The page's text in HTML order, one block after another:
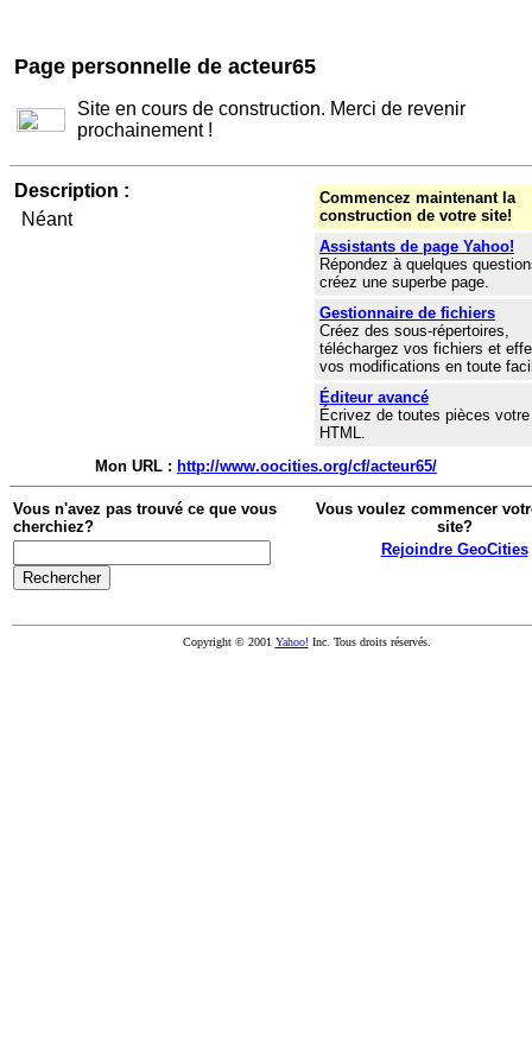
Page personnelle de acteur65
Site en cours de construction. Merci de revenir
prochainement !
Description :
Néant
Commencez maintenant la
construction de votre site!
Assistants de page Yahoo!
Répondez à quelques
créez une superbe page.
Gestionnaire de fichiers
Créez des sous-répertoires,
téléchargez vos fichiers et
vos modifications en toute
Éditeur avancé
Écrivez de toutes pièces votre
HTML.
Mon URL : http://www.oocities.org/cf/acteur65/
Vous n'avez pas trouvé ce que vous
cherchiez?
Vous voulez commencer
site?
Rejoindre GeoCities
Copyright © 2001 Yahoo!Inc. Tous droits réservés.